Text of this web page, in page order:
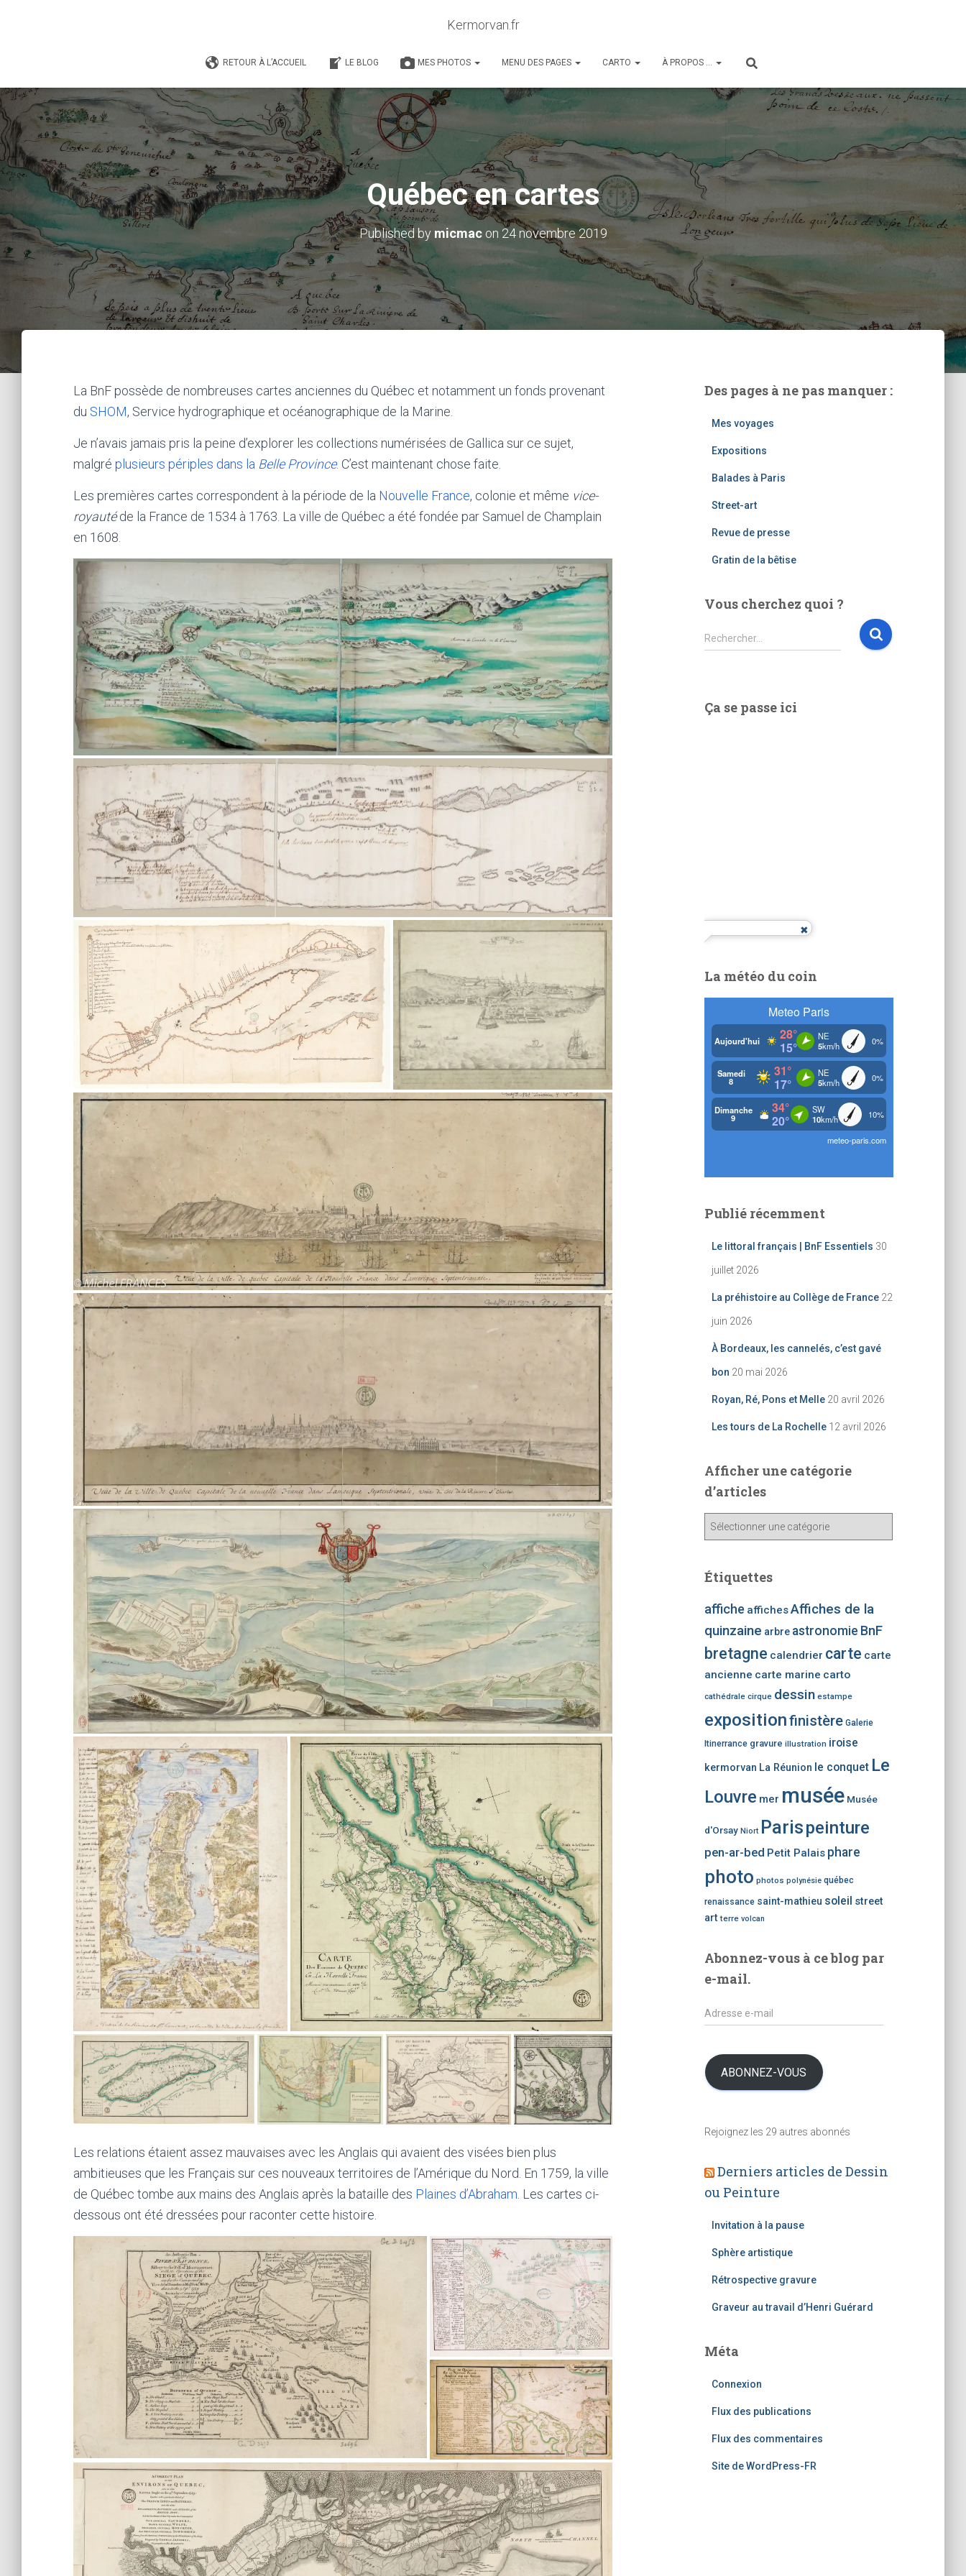
Kermorvan.fr
RETOUR À L’ACCUEIL LE BLOG MES PHOTOS MENU DES PAGES CARTO À PROPOS …
Québec en cartes
Published by micmacon 24 novembre 2019
La BnF possède de nombreuses cartes anciennes du Québec et notamment un fonds provenant
du SHOM, Service hydrographique et océanographique de la Marine.
Je n’avais jamais pris la peine d’explorer les collections numérisées de Gallica sur ce sujet,
malgré plusieurs périples dans la Belle Province. C’est maintenant chose faite.
Les premières cartes correspondent à la période de la Nouvelle France, colonie et même vice-
royautéde la France de 1534 à 1763. La ville de Québec a été fondée par Samuel de Champlain
en 1608.
Les relations étaient assez mauvaises avec les Anglais qui avaient des visées bien plus
ambitieuses que les Français sur ces nouveaux territoires de l’Amérique du Nord. En 1759, la ville
de Québec tombe aux mains des Anglais après la bataille des Plaines d’Abraham . Les cartes ci-
dessous ont été dressées pour raconter cette histoire.
Des pages à ne pas manquer :
Mes voyages
Expositions
Balades à Paris
Street-art
Revue de presse
Gratin de la bêtise
Vous cherchez quoi ?
R
e
r
Rechercher…
Ça se passe ici
La météo du coin
Publié récemment
Le littoral français | BnF Essentiels 30
juillet 2026
La préhistoire au Collège de France 22
juin 2026
À Bordeaux, les cannelés, c’est gavé
bon 20 mai 2026
Royan, Ré, Pons et Melle 20 avril 2026
Les tours de La Rochelle 12 avril 2026
Afficher une catégorie
d’articles
h
r
u
n
e
c
a
é
g
r
i
e
’
a
i
c
s
Étiquettes
affiche affichesAffiches de la
quinzaine arbre astronomie BnF
bretagne calendrier carte carte
ancienne carte marine carto
cathédrale cirque dessin estampe
expositionfinistère Galerie
Itinerrance gravure illustration iroise
kermorvan La Réunion le conquet Le
Louvre mer musée Musée
d'Orsay Niort Parispeinture
pen-ar-bed Petit Palais phare
photo photos polynésie québec
renaissance saint-mathieu soleil street
art terre volcan
Abonnez-vous à ce blog par
e-mail.
A
d
s
s
-
a
i
l
ABONNEZ-VOUS
Rejoignez les 29 autres abonnés
Derniers articles de Dessin
ou Peinture
Invitation à la pause
Sphère artistique
Rétrospective gravure
Graveur au travail d’Henri Guérard
Méta
Connexion
Flux des publications
Flux des commentaires
Site de WordPress-FR